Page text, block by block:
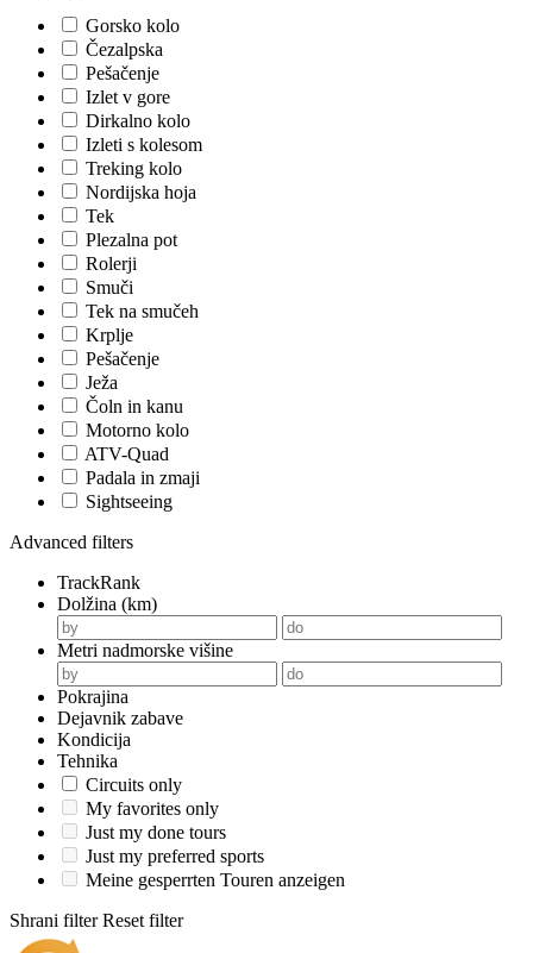
Gorsko kolo
Čezalpska
Pešačenje
Izlet v gore
Dirkalno kolo
Izleti s kolesom
Treking kolo
Nordijska hoja
Tek
Plezalna pot
Rolerji
Smuči
Tek na smučeh
Krplje
Pešačenje
Ježa
Čoln in kanu
Motorno kolo
ATV-Quad
Padala in zmaji
Sightseeing
Advanced filters
TrackRank
Dolžina (km)
Metri nadmorske višine
Pokrajina
Dejavnik zabave
Kondicija
Tehnika
Circuits only
My favorites only
Just my done tours
Just my preferred sports
Meine gesperrten Touren anzeigen
Shrani filter Reset filter